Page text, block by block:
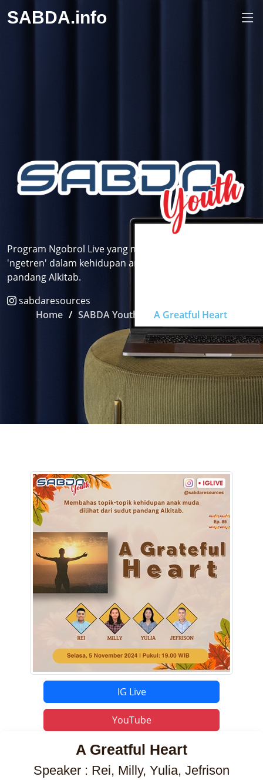
SABDA.info
Program Ngobrol Live yang membahas topik-topik
'ngetren' dalam kehidupan anak muda dilihat dari sudut
pandang Alkitab.
sabdaresources
Home
SABDA Youth A Greatful Heart
IG Live
YouTube
A Greatful Heart
Speaker : Rei, Milly, Yulia, Jefrison